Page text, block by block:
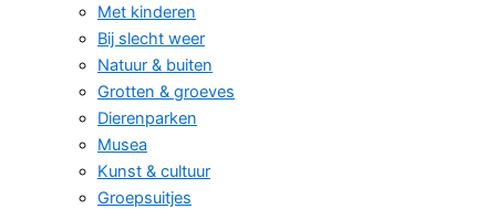
Met kinderen
Bij slecht weer
Natuur & buiten
Grotten & groeves
Dierenparken
Musea
Kunst & cultuur
Groepsuitjes